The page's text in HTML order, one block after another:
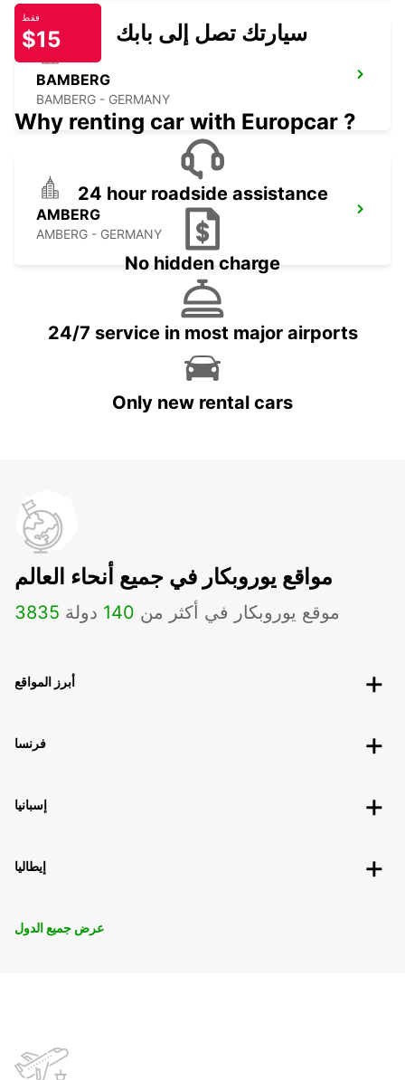
BAMBERG
BAMBERG - GERMANY
AMBERG
AMBERG - GERMANY
فقط
$15 سيارتك تصل إلى بابك
Why renting car with Europcar ?
24 hour roadside assistance
No hidden charge
24/7 service in most major airports
Only new rental cars
مواقع يوروبكار في جميع أنحاء العالم
3835 موقع يوروبكار في أكثر من 140 دولة
أبرز المواقع
فرنسا
إسبانيا
إيطاليا
عرض جميع الدول